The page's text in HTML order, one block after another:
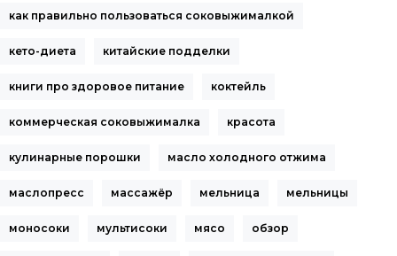
как правильно пользоваться соковыжималкой
кето-диета китайские подделки
книги про здоровое питание коктейль
коммерческая соковыжималка красота
кулинарные порошки масло холодного отжима
маслопресс массажёр мельница мельницы
моносоки мультисоки мясо обзор